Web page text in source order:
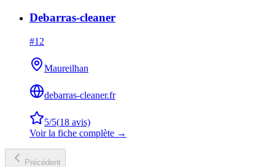
Debarras-cleaner
#12
Maureilhan
debarras-cleaner.fr
5/5(18 avis)
Voir la fiche complète →
Précédent